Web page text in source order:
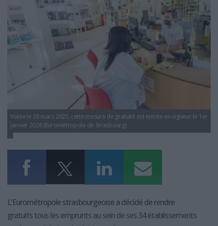
LES GUIDES PRATIQUES
LES BASES DE DONNÉES
L'ESPACE EMPLOI
L'AGENDA
L'ANNUAIRE DES ACTEURS
LES LIVRES BLANCS
LES SUPPLÉMENTS
NOS OFFRES D'ABONNEMENTS
Votée le 28 mars 2025, cette mesure de gratuité est entrée en vigueur le 1er
janvier 2026 (Eurométropole de Strasbourg)
L'Eurométropole strasbourgeoise a décidé de rendre
gratuits tous les emprunts au sein de ses 34 établissements